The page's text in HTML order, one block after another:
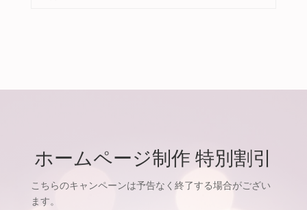
ホームページ制作 特別割引
こちらのキャンペーンは予告なく終了する場合がござい
ます。